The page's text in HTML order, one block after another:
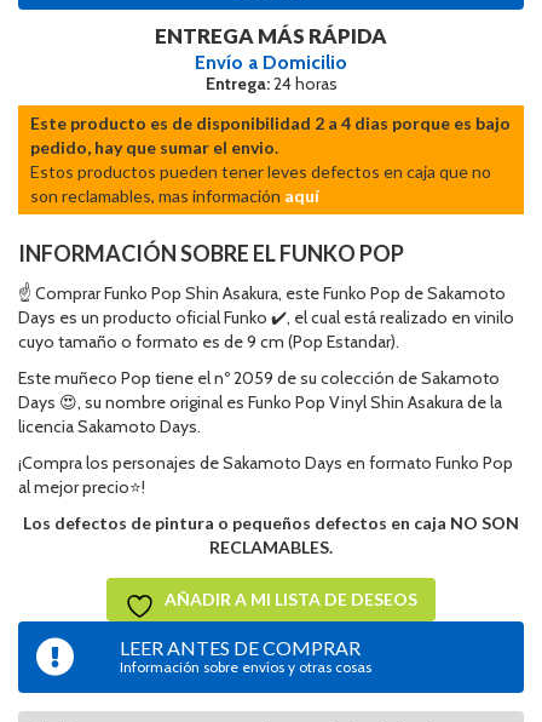
ENTREGA MÁS RÁPIDA
Envío a Domicilio
Entrega:24 horas
Este producto es de disponibilidad 2 a 4 dias porque es bajo
pedido, hay que sumar el envio.
Estos productos pueden tener leves defectos en caja que no
son reclamables, mas información aquí
INFORMACIÓN SOBRE EL FUNKO POP
☝ Comprar Funko Pop Shin Asakura, este Funko Pop de Sakamoto
Days es un producto oficial Funko ✔️, el cual está realizado en vinilo
cuyo tamaño o formato es de 9 cm (Pop Estandar).
Este muñeco Pop tiene el nº 2059 de su colección de Sakamoto
Days 😍, su nombre original es Funko Pop Vinyl Shin Asakura de la
licencia Sakamoto Days.
¡Compra los personajes de Sakamoto Days en formato Funko Pop
al mejor precio⭐!
Los defectos de pintura o pequeños defectos en caja NO SON
RECLAMABLES.
AÑADIR A MI LISTA DE DESEOS
LEER ANTES DE COMPRAR
Información sobre envíos y otras cosas